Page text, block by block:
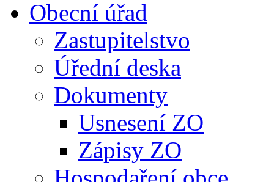
Obecní úřad
Zastupitelstvo
Úřední deska
Dokumenty
Usnesení ZO
Zápisy ZO